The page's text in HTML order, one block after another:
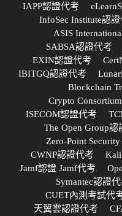
IAPP認證代考
InfoSec Institute認
ASIS
SABSA認證代考
EXIN認證代考
IBITGQ認證代考
Blockchain
Crypto
ISECOM認證代考
The Open Group認
Zero-Point
CWNP認證代考
Jamf認證 Jamf代考
Symantec認證
CUET內測考試代
天翼雲認證代考